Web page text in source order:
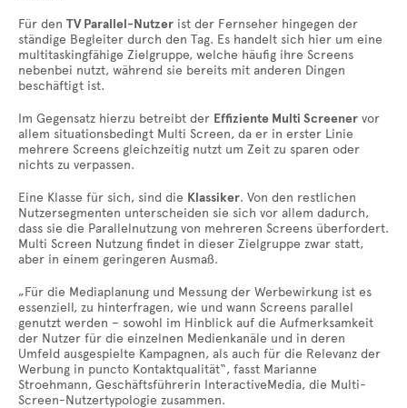
Für den TV Parallel-Nutzer ist der Fernseher hingegen der
ständige Begleiter durch den Tag. Es handelt sich hier um eine
multitaskingfähige Zielgruppe, welche häufig ihre Screens
nebenbei nutzt, während sie bereits mit anderen Dingen
beschäftigt ist.
Im Gegensatz hierzu betreibt der Effiziente Multi Screener vor
allem situationsbedingt Multi Screen, da er in erster Linie
mehrere Screens gleichzeitig nutzt um Zeit zu sparen oder
nichts zu verpassen.
Eine Klasse für sich, sind die Klassiker. Von den restlichen
Nutzersegmenten unterscheiden sie sich vor allem dadurch,
dass sie die Parallelnutzung von mehreren Screens überfordert.
Multi Screen Nutzung findet in dieser Zielgruppe zwar statt,
aber in einem geringeren Ausmaß.
„Für die Mediaplanung und Messung der Werbewirkung ist es
essenziell, zu hinterfragen, wie und wann Screens parallel
genutzt werden – sowohl im Hinblick auf die Aufmerksamkeit
der Nutzer für die einzelnen Medienkanäle und in deren
Umfeld ausgespielte Kampagnen, als auch für die Relevanz der
Werbung in puncto Kontaktqualität“, fasst Marianne
Stroehmann, Geschäftsführerin InteractiveMedia, die Multi-
Screen-Nutzertypologie zusammen.